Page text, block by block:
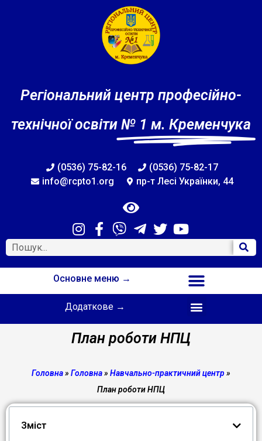
Регіональний центр професійно-
технічної освіти № 1 м. Кременчука
(0536) 75-82-16
(0536) 75-82-17
info@rcpto1.org
пр-т Лесі Українки, 44
Основне меню →
Додаткове →
План роботи НПЦ
Головна» Головна» Навчально-практичний центр »
План роботи НПЦ
Зміст